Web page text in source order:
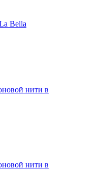
Bella
нити в
нити в